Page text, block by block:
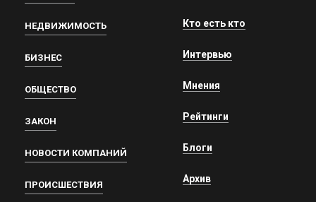
НЕДВИЖИМОСТЬ
БИЗНЕС
ОБЩЕСТВО
ЗАКОН
НОВОСТИ КОМПАНИЙ
ПРОИСШЕСТВИЯ
Кто есть кто
Интервью
Мнения
Рейтинги
Блоги
Архив